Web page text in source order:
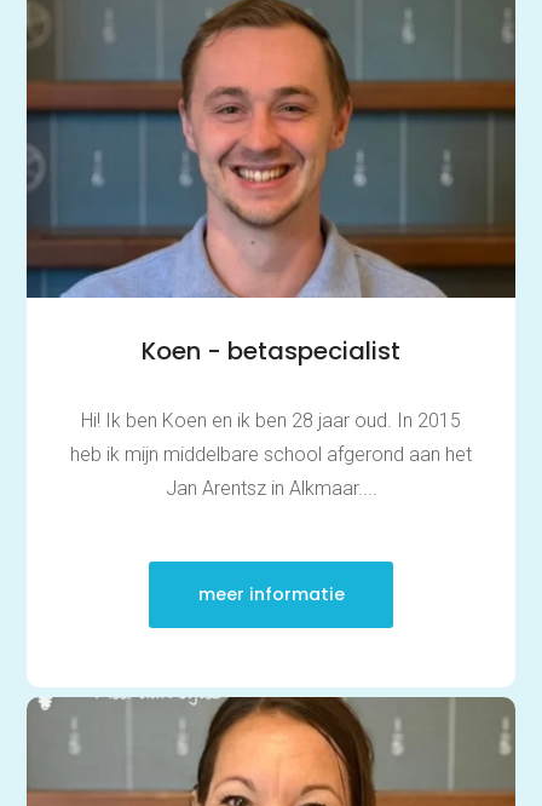
Koen - betaspecialist
Hi! Ik ben Koen en ik ben 28 jaar oud. In 2015
heb ik mijn middelbare school afgerond aan het
Jan Arentsz in Alkmaar....
meer informatie